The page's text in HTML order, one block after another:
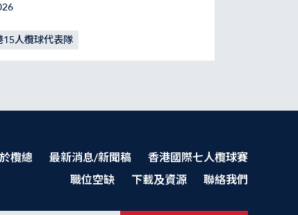
15人欖球代表隊
欖總 最新消息/新聞稿
香港國際七人欖球賽
職位空缺
下載及資源 聯絡我們